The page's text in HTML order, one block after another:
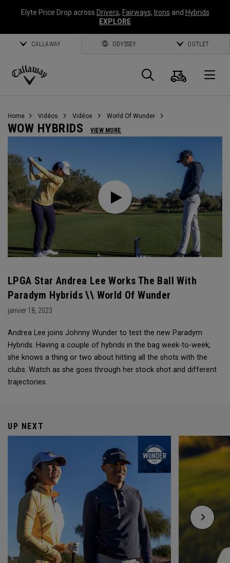
Elyte Price Drop across Drivers, Fairways, Irons and Hybrids
EXPLORE
CALLAWAY ODYSSEY OUTLET
Callaway
Panier
Home Vidéos Vidéos World Of Wunder
WOW HYBRIDS VIEW MORE
LPGA Star Andrea Lee Works The Ball With
Paradym Hybrids \\ World Of Wunder
janvier 18, 2023
Andrea Lee joins Johnny Wunder to test the new Paradym
Hybrids. Having a couple of hybrids in the bag week-to-week,
she knows a thing or two about hitting all the shots with the
clubs. Watch as she goes through her stock shot and different
trajectories.
UP NEXT